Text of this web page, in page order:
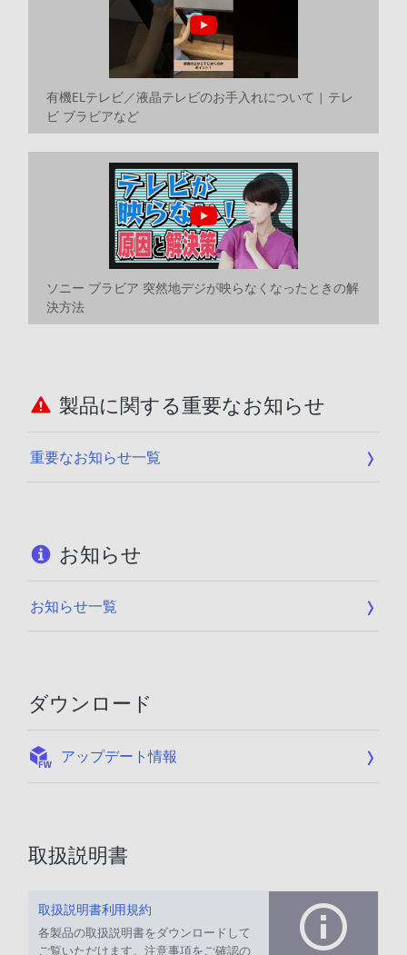
有機ELテレビ／液晶テレビのお手入れについて | テレ
ビ ブラビアなど
ソニー ブラビア 突然地デジが映らなくなったときの解
決方法
製品に関する重要なお知らせ
重要なお知らせ一覧
お知らせ
お知らせ一覧
ダウンロード
アップデート情報
取扱説明書
取扱説明書利用規約
各製品の取扱説明書をダウンロードして
ご覧いただけます。注意事項をご確認の